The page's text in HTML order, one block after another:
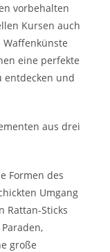
vorbehalten
Kursen auch
eine perfekte
entdecken und
aus drei
Formen des
Umgang
Rattan-Sticks
große